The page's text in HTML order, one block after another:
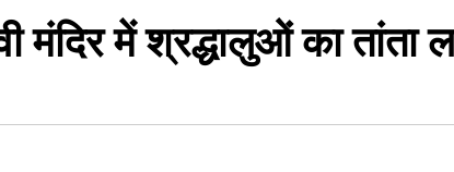
मंदिर में श्रद्धालुओं का तांता